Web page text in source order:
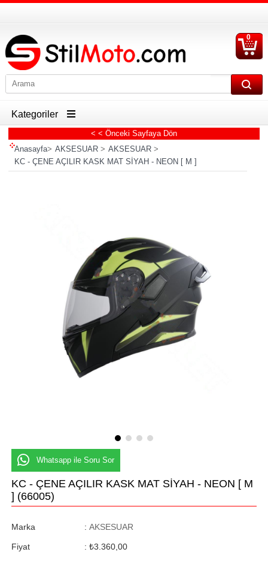
0
Kategoriler
Anasayfa> AKSESUAR> AKSESUAR>
KC - ÇENE AÇILIR KASK MAT SİYAH - NEON [ M ]
< < Önceki Sayfaya Dön
Whatsapp ile Soru Sor
KC - ÇENE AÇILIR KASK MAT SİYAH - NEON [ M
] (66005)
Marka : AKSESUAR
Fiyat : ₺3.360,00